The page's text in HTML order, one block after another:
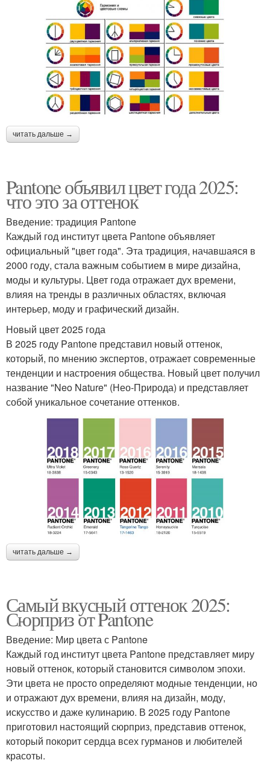
читать дальше →
Pantone объявил цвет года 2025:
что это за оттенок
Введение: традиция Pantone
Каждый год институт цвета Pantone объявляет
официальный "цвет года". Эта традиция, начавшаяся в
2000 году, стала важным событием в мире дизайна,
моды и культуры. Цвет года отражает дух времени,
влияя на тренды в различных областях, включая
интерьер, моду и графический дизайн.
Новый цвет 2025 года
В 2025 году Pantone представил новый оттенок,
который, по мнению экспертов, отражает современные
тенденции и настроения общества. Новый цвет получил
название "Neo Nature" (Нео-Природа) и представляет
собой уникальное сочетание оттенков.
читать дальше →
Самый вкусный оттенок 2025:
Сюрприз от Pantone
Введение: Мир цвета с Pantone
Каждый год институт цвета Pantone представляет миру
новый оттенок, который становится символом эпохи.
Эти цвета не просто определяют модные тенденции, но
и отражают дух времени, влияя на дизайн, моду,
искусство и даже кулинарию. В 2025 году Pantone
приготовил настоящий сюрприз, представив оттенок,
который покорит сердца всех гурманов и любителей
красоты.